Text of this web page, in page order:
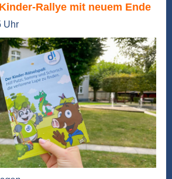
Rallye mit neuem Ende
Uhr